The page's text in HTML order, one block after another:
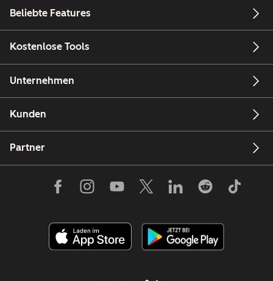
Beliebte Features
Kostenlose Tools
Unternehmen
Kunden
Partner